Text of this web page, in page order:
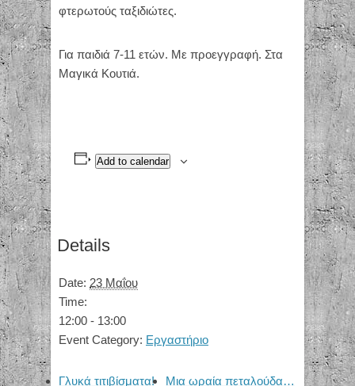
φτερωτούς ταξιδιώτες.
Για παιδιά 7-11 ετών. Με προεγγραφή. Στα
Μαγικά Κουτιά.
Add to calendar
Details
Date: 23 Μαΐου
Time:
12:00 - 13:00
Event Category: Εργαστήριο
Γλυκά τιτιβίσματα!
Μια ωραία πεταλούδα…